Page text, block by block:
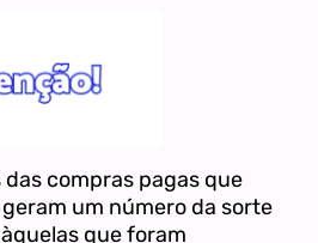
das compras pagas que
um número da sorte
que foram